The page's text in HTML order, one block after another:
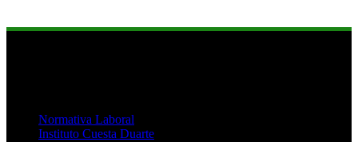
Normativa Laboral
Instituto Cuesta Duarte